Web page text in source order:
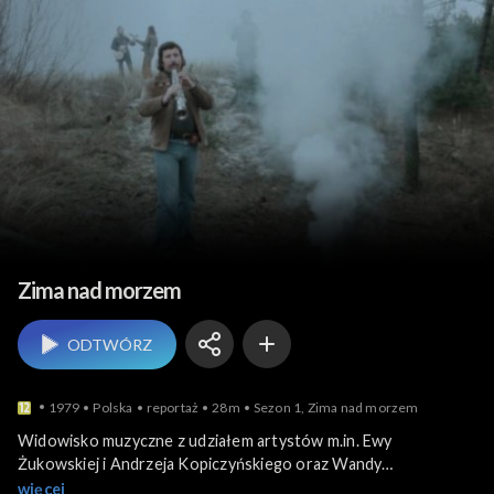
Zima nad morzem
ODTWÓRZ
1979 Polska reportaż 28m Sezon 1, Zima nad morzem
Widowisko muzyczne z udziałem artystów m.in. Ewy
Żukowskiej i Andrzeja Kopiczyńskiego oraz Wandy
Staroniewicz i zespołu Alibabki. Scenerią do wykonania
więcej